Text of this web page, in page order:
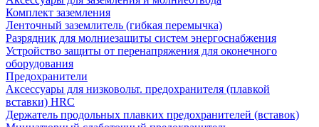
Комплект заземления
Ленточный заземлитель (гибкая перемычка)
Разрядник для молниезащиты систем энергоснабжения
Устройство защиты от перенапряжения для оконечного
оборудования
Предохранители
Аксессуары для низковольт. предохранителя (плавкой
вставки) HRC
Держатель продольных плавких предохранителей (вставок)